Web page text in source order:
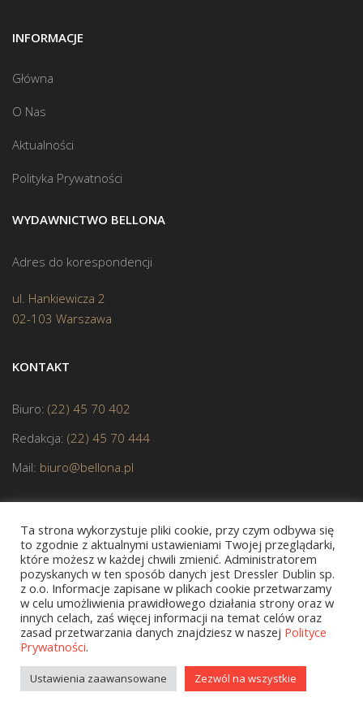
INFORMACJE
Główna
O Nas
Aktualności
Polityka Prywatności
WYDAWNICTWO BELLONA
Adres do korespondencji
ul. Hankiewicza 2
02-103 Warszawa
KONTAKT
Biuro: (22) 45 70 402
Redakcja: (22) 45 70 444
Mail: biuro@bellona.pl
JESTEŚMY CZŁONKIEM POLSKIEJ IZBY KSIĄŻKI
Copyright © 2020 bellona.pl
Ta strona wykorzystuje pliki cookie, przy czym odbywa się
to zgodnie z aktualnymi ustawieniami Twojej przeglądarki,
które możesz w każdej chwili zmienić. Administratorem
pozyskanych w ten sposób danych jest Dressler Dublin sp.
z o.o. Informacje zapisane w plikach cookie przetwarzamy
w celu umożliwienia prawidłowego działania strony oraz w
innych celach, zaś więcej informacji na temat celów oraz
zasad przetwarzania danych znajdziesz w naszej Polityce
Prywatności.
Ustawienia zaawansowane Zezwól na wszystkie